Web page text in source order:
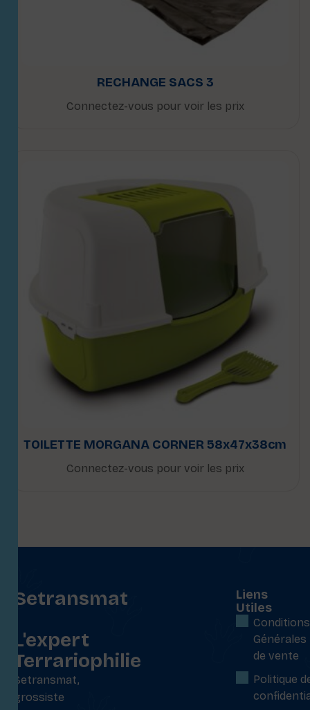
RECHANGE SACS 3
Connectez-vous pour voir les prix
TOILETTE MORGANA CORNER 58x47x38cm
Connectez-vous pour voir les prix
Setransmat
L'expert
Terrariophilie
Setransmat,
grossiste
Liens
Utiles
Conditions
Générales
de vente
Politique